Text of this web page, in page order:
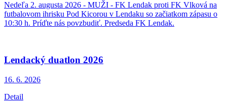
Nedeľa 2. augusta 2026 - MUŽI - FK Lendak proti FK Vlková na
futbalovom ihrisku Pod Kicorou v Lendaku so začiatkom zápasu o
10:30 h. Príďte nás povzbudiť. Predseda FK Lendak.
Lendacký duatlon 2026
16. 6. 2026
Detail